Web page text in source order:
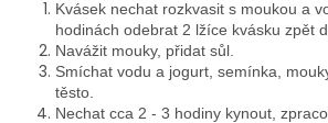
Kvásek nechat rozkvasit s moukou a
hodinách odebrat 2 lžíce kvásku zpět
Navážit mouky, přidat sůl.
Smíchat vodu a jogurt, semínka,
těsto.
Nechat cca 2 - 3 hodiny kynout,